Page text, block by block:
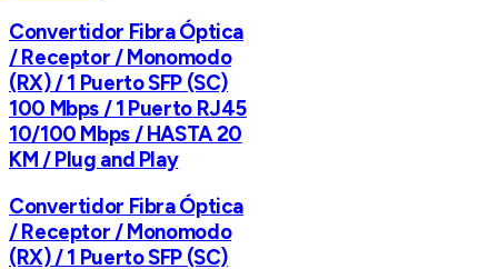
Convertidor Fibra Óptica
/ Receptor / Monomodo
(RX) / 1 Puerto SFP (SC)
100 Mbps / 1 Puerto RJ45
10/100 Mbps / HASTA 20
KM / Plug and Play
Convertidor Fibra Óptica
/ Receptor / Monomodo
(RX) / 1 Puerto SFP (SC)